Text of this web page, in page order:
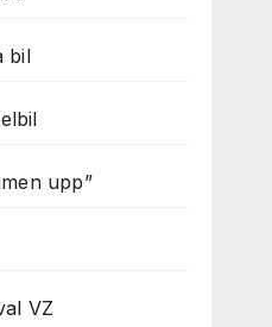
bil
upp”
VZ